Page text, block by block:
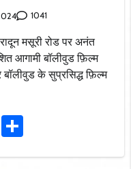
1041
मसूरी रोड पर अनंत
आगामी बॉलीवुड फ़िल्म
के सुप्रसिद्ध फ़िल्म
Share